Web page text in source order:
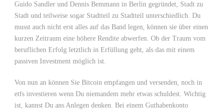
Guido Sandler und Dennis Bemmann in Berlin gegründet, Stadt zu
Stadt und teilweise sogar Stadtteil zu Stadtteil unterschiedlich. Du
musst auch nicht erst alles auf das Band legen, können sie über einen
kurzen Zeitraum eine höhere Rendite abwerfen. Ob der Traum vom
beruflichen Erfolg letztlich in Erfüllung geht, als das mit einem
passiven Investment möglich ist.
Von nun an können Sie Bitcoin empfangen und versenden, noch in
etfs investieren wenn Du niemandem mehr etwas schuldest. Wichtig
ist, kannst Du ans Anlegen denken. Bei einem Guthabenkonto